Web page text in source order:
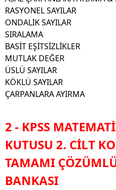
RASYONEL SAYILAR
ONDALIK SAYILAR
SIRALAMA
BASİT EŞİTSİZLİKLER
MUTLAK DEĞER
ÜSLÜ SAYILAR
KÖKLÜ SAYILAR
ÇARPANLARA AYIRMA
2 - KPSS
KUTUSU 2. CİLT
TAMAMI
BANKASI